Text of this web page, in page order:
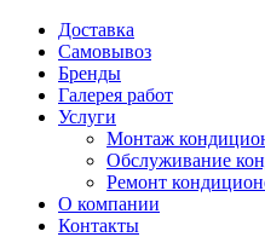
Доставка
Самовывоз
Бренды
Галерея работ
Услуги
Монтаж
Обслуживание
Ремонт
О компании
Контакты